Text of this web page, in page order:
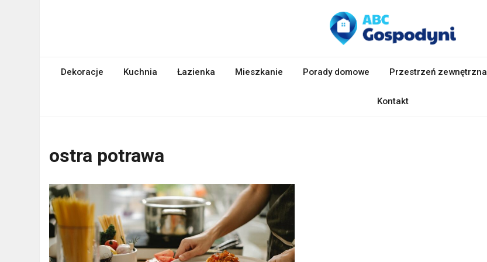
abcgospodyni.pl
Dekoracje Kuchnia Łazienka Mieszkanie Porady domowe Przestrzeń zewnętrzna
Kontakt
ostra potrawa